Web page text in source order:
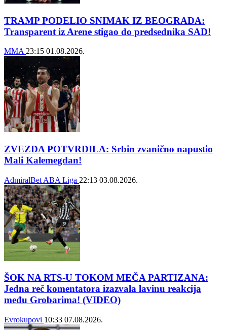
TRAMP PODELIO SNIMAK IZ BEOGRADA:
Transparent iz Arene stigao do predsednika SAD!
MMA 23:15 01.08.2026.
ZVEZDA POTVRDILA: Srbin zvanično napustio
Mali Kalemegdan!
AdmiralBet ABA Liga 22:13 03.08.2026.
ŠOK NA RTS-U TOKOM MEČA PARTIZANA:
Jedna reč komentatora izazvala lavinu reakcija
među Grobarima! (VIDEO)
Evrokupovi 10:33 07.08.2026.